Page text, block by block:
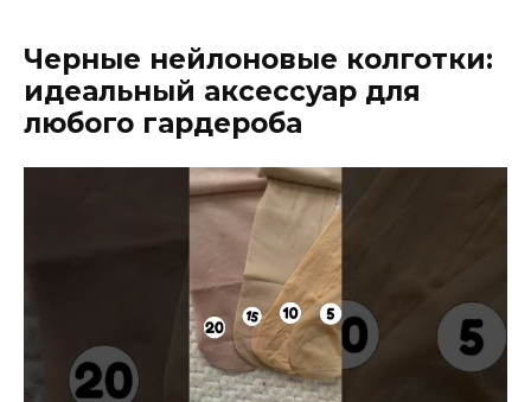
Черные нейлоновые колготки:
идеальный аксессуар для
любого гардероба